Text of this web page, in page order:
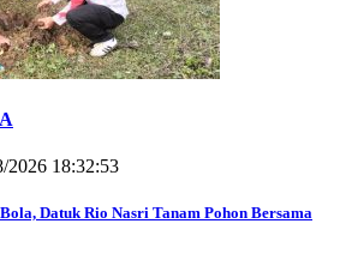
2026 18:32:53
Datuk Rio Nasri Tanam Pohon Bersama